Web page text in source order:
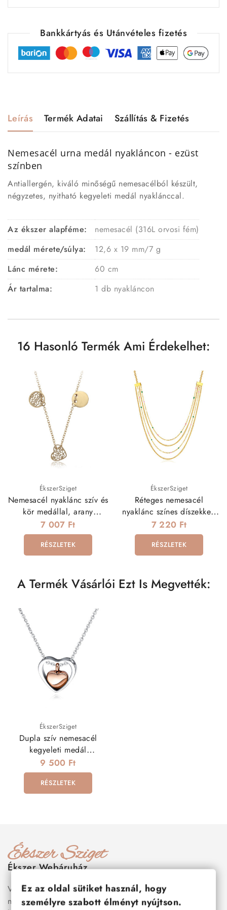
Bankkártyás és Utánvételes fizetés
Leírás Termék Adatai Szállítás & Fizetés
Nemesacél urna medál nyakláncon - ezüst
színben
Antiallergén, kiváló minőségű nemesacélból készült,
négyzetes, nyitható kegyeleti medál nyaklánccal.
Az ékszer alapféme:
nemesacél (316L orvosi fém)
medál mérete/súlya:
12,6 x 19 mm/7 g
Lánc mérete:
60 cm
Ár tartalma:
1 db nyakláncon
16 Hasonló Termék Ami Érdekelhet:
ÉkszerSziget
Nemesacél nyaklánc szív és
kör medállal, arany
bevonattal
7 007 Ft
RÉSZLETEK
ÉkszerSziget
Réteges nemesacél
nyaklánc színes díszekkel,
18k arany bevonattal
7 220 Ft
RÉSZLETEK
A Termék Vásárlói Ezt Is Megvették:
ÉkszerSziget
Dupla szív nemesacél
kegyeleti medál
nyakláncon, tölcsérrel
9 500 Ft
RÉSZLETEK
Ékszer Webáruház
Válogass több száz prémium minőségű, stílusos és tartós
nemesacél ékszer és orvosi fém ékszer közül, amelyek
Ez az oldal sütiket használ, hogy
személyre szabott élményt nyújtson.